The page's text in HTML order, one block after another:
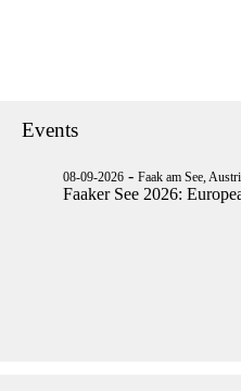
Events
08-09-2026 - Faak am See,
Faaker See 2026: